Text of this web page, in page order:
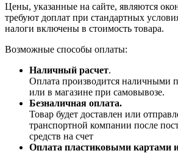
Цены, указанные на сайте, являются
требуют доплат при стандартных
налоги включены в стоимость товара.
Возможные способы оплаты:
Наличный расчет.
Оплата производится наличными
или в магазине при самовывозе.
Безналичная оплата.
Товар будет доставлен или
транспортной компании после
средств на счет
Оплата пластиковыми картами